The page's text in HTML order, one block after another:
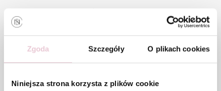
Zgoda Szczegóły O plikach cookies
Niniejsza strona korzysta z plików cookie
modeluje kontury ciała.
Efekty potwierdzają liczne badania kliniczne – dlategoLPG
Alliancejest powszechnie stosowany w renomowanych